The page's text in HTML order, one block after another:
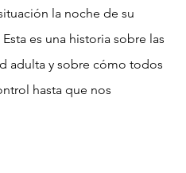
la noche de su
es una historia sobre las
adulta y sobre cómo todos
hasta que nos